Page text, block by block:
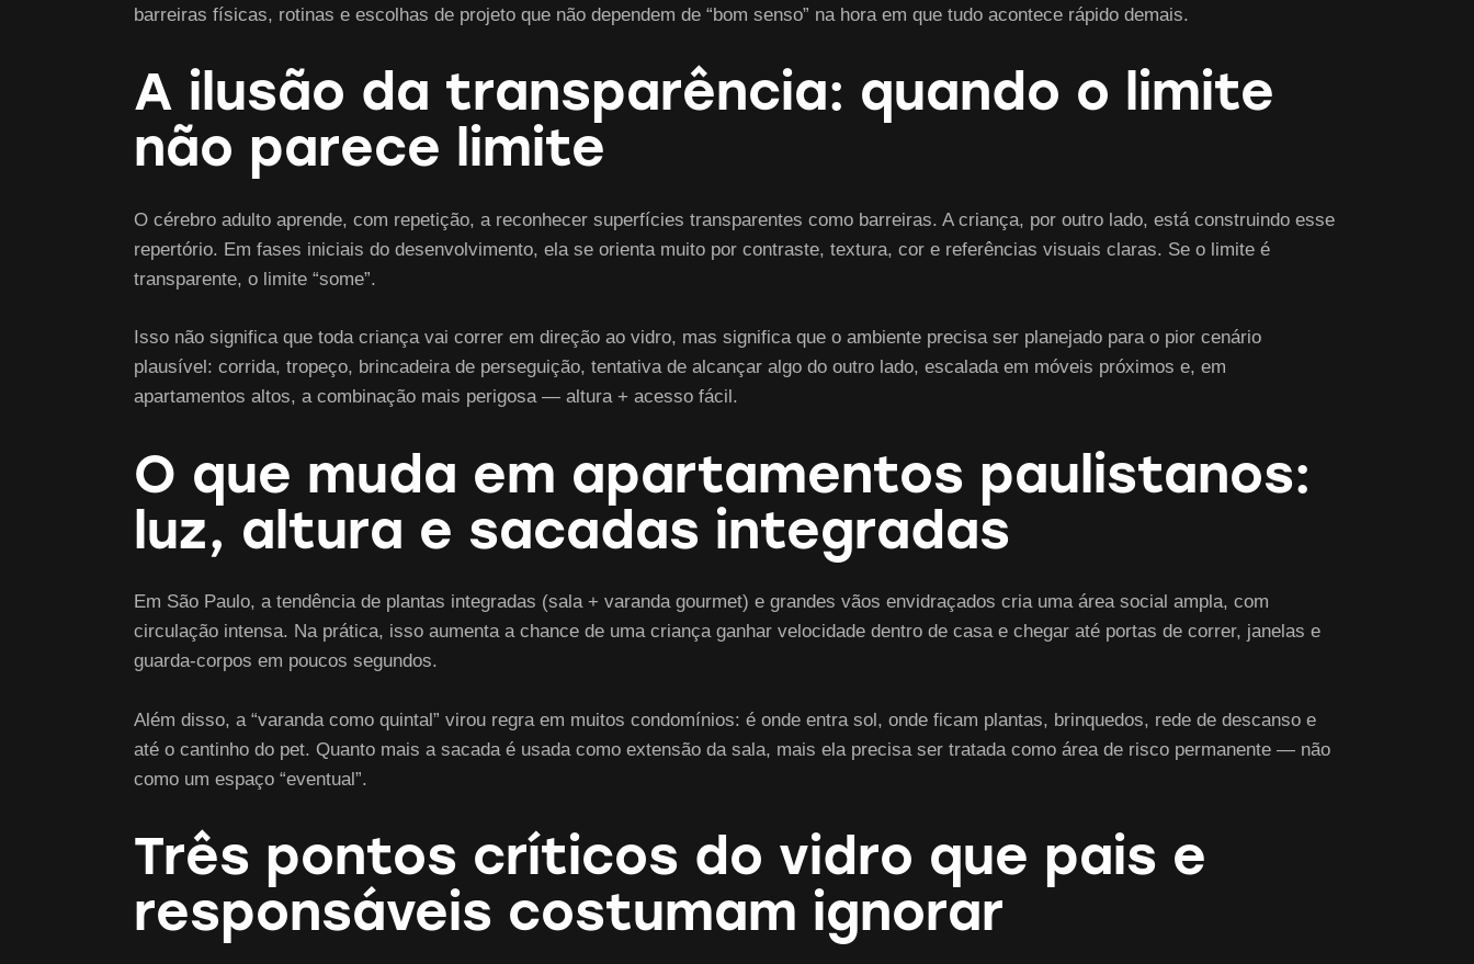
barreiras físicas, rotinas e escolhas de projeto que não dependem de “bom senso” na hora em que tudo acontece rápido demais.
A ilusão da transparência: quando o limite
não parece limite
O cérebro adulto aprende, com repetição, a reconhecer superfícies transparentes como barreiras. A criança, por outro lado, está construindo esse
repertório. Em fases iniciais do desenvolvimento, ela se orienta muito por contraste, textura, cor e referências visuais claras. Se o limite é
transparente, o limite “some”.
Isso não significa que toda criança vai correr em direção ao vidro, mas significa que o ambiente precisa ser planejado para o pior cenário
plausível: corrida, tropeço, brincadeira de perseguição, tentativa de alcançar algo do outro lado, escalada em móveis próximos e, em
apartamentos altos, a combinação mais perigosa — altura + acesso fácil.
O que muda em apartamentos paulistanos:
luz, altura e sacadas integradas
Em São Paulo, a tendência de plantas integradas (sala + varanda gourmet) e grandes vãos envidraçados cria uma área social ampla, com
circulação intensa. Na prática, isso aumenta a chance de uma criança ganhar velocidade dentro de casa e chegar até portas de correr, janelas e
guarda-corpos em poucos segundos.
Além disso, a “varanda como quintal” virou regra em muitos condomínios: é onde entra sol, onde ficam plantas, brinquedos, rede de descanso e
até o cantinho do pet. Quanto mais a sacada é usada como extensão da sala, mais ela precisa ser tratada como área de risco permanente — não
como um espaço “eventual”.
Três pontos críticos do vidro que pais e
responsáveis costumam ignorar